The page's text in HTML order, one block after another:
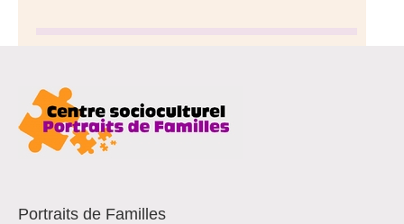
Portraits de Familles